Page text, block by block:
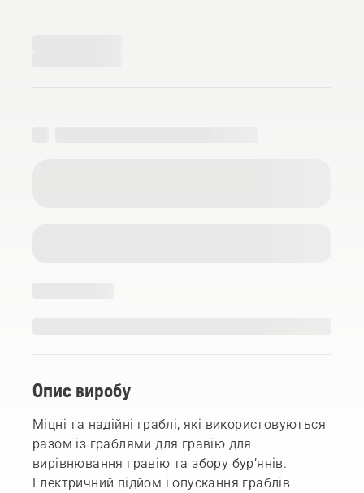
Опис виробу
Міцні та надійні граблі, які використовуються
разом із граблями для гравію для
вирівнювання гравію та збору бур’янів.
Електричний підйом і опускання граблів